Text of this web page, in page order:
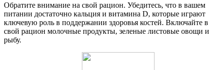
Обратите внимание на свой рацион. Убедитесь, что в вашем
питании достаточно кальция и витамина D, которые играют
ключевую роль в поддержании здоровья костей. Включайте в
свой рацион молочные продукты, зеленые листовые овощи и
рыбу.